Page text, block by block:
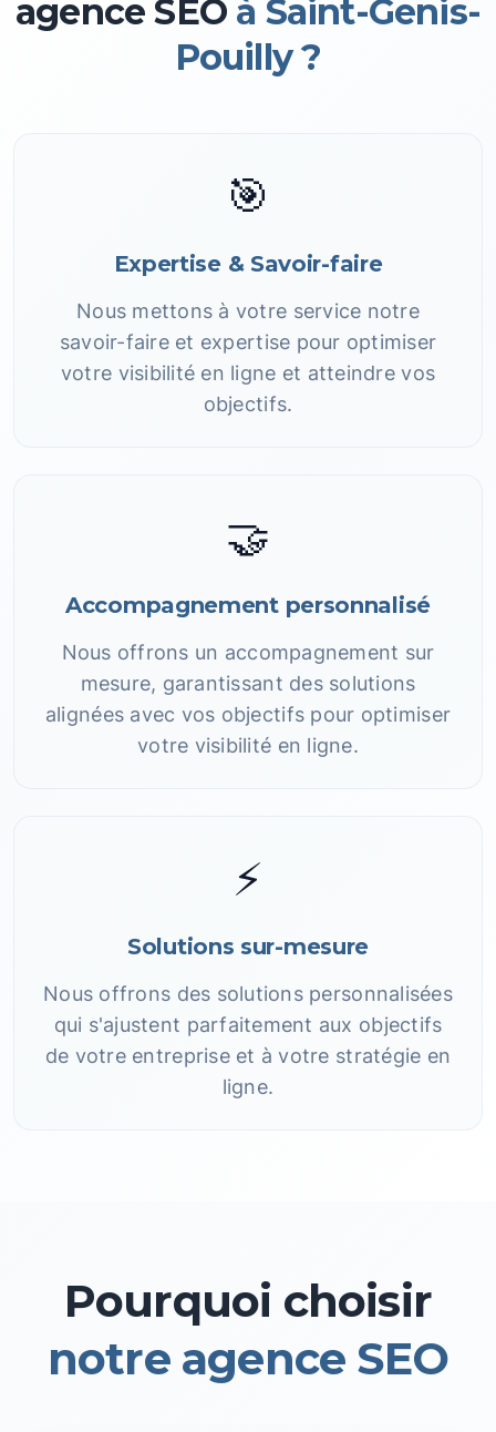
agence SEO à Saint-Genis-
Pouilly ?
🎯
Expertise & Savoir-faire
Nous mettons à votre service notre
savoir-faire et expertise pour optimiser
votre visibilité en ligne et atteindre vos
objectifs.
🤝
Accompagnement personnalisé
Nous offrons un accompagnement sur
mesure, garantissant des solutions
alignées avec vos objectifs pour optimiser
votre visibilité en ligne.
⚡
Solutions sur-mesure
Nous offrons des solutions personnalisées
qui s'ajustent parfaitement aux objectifs
de votre entreprise et à votre stratégie en
ligne.
Pourquoi choisir
notre agence SEO